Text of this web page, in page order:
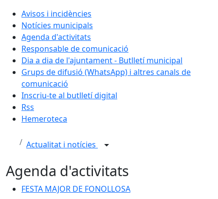
Avisos i incidències
Notícies municipals
Agenda d'activitats
Responsable de comunicació
Dia a dia de l'ajuntament - Butlletí municipal
Grups de difusió (WhatsApp) i altres canals de
comunicació
Inscriu-te al butlletí digital
Rss
Hemeroteca
Actualitat i notícies
Agenda d'activitats
FESTA MAJOR DE FONOLLOSA